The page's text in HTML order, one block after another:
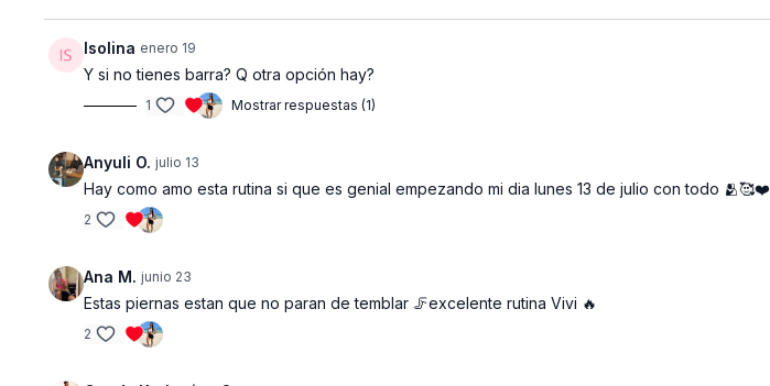
Isolina enero 19
Y si no tienes barra? Q otra opción hay?
1 Mostrar respuestas (1)
Anyuli O. julio 13
Hay como amo esta rutina si que es genial empezando mi dia lunes 13 de julio con todo 🫂🥰❤️
2
Ana M. junio 23
Estas piernas estan que no paran de temblar 🦵excelente rutina Vivi 🔥
2